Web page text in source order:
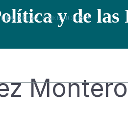
DE PAZ Y SERVICIOSy de las